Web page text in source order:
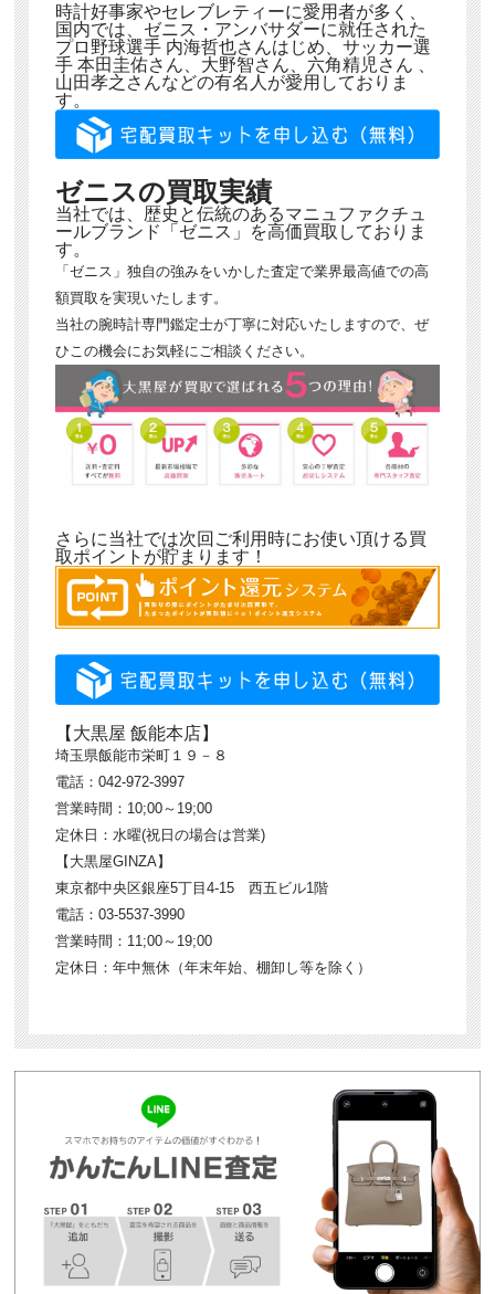
時計好事家やセレブレティーに愛用者が多く、
国内では、ゼニス・アンバサダーに就任された
プロ野球選手 内海哲也さんはじめ、サッカー選
手 本田圭佑さん、大野智さん、六角精児さん 、
山田孝之さんなどの有名人が愛用しておりま
す。
ゼニスの買取実績
当社では、歴史と伝統のあるマニュファクチュ
ールブランド「ゼニス」を高価買取しておりま
す。
「ゼニス」独自の強みをいかした査定で業界最高値での高
額買取を実現いたします。
当社の腕時計専門鑑定士が丁寧に対応いたしますので、ぜ
ひこの機会にお気軽にご相談ください。
さらに当社では次回ご利用時にお使い頂ける買
取ポイントが貯まります！
【大黒屋 飯能本店】
埼玉県飯能市栄町１９－８
電話：042-972-3997
営業時間：10;00～19;00
定休日：水曜(祝日の場合は営業)
【大黒屋GINZA】
東京都中央区銀座5丁目4-15 西五ビル1階
電話：03-5537-3990
営業時間：11;00～19;00
定休日：年中無休（年末年始、棚卸し等を除く）